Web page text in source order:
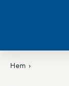
Hem